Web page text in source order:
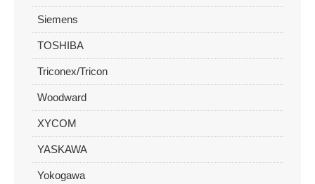
Siemens
TOSHIBA
Triconex/Tricon
Woodward
XYCOM
YASKAWA
Yokogawa